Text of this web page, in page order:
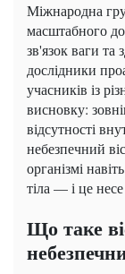
Міжнародна
масштабного
зв'язок ваги та
дослідники
учасників із
висновку:
відсутності
небезпечний
організмі
тіла — і це
Що таке